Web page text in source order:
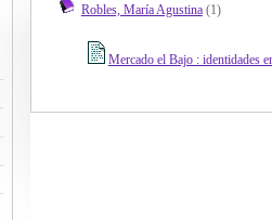
Robles, María Agustina(1)
Mercado el Bajo : identidades